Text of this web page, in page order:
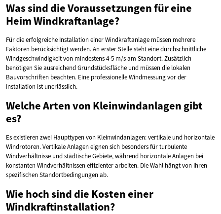
Was sind die Voraussetzungen für eine
Heim Windkraftanlage?
Für die erfolgreiche Installation einer Windkraftanlage müssen mehrere
Faktoren berücksichtigt werden. An erster Stelle steht eine durchschnittliche
Windgeschwindigkeit von mindestens 4-5 m/s am Standort. Zusätzlich
benötigen Sie ausreichend Grundstücksfläche und müssen die lokalen
Bauvorschriften beachten. Eine professionelle Windmessung vor der
Installation ist unerlässlich.
Welche Arten von Kleinwindanlagen gibt
es?
Es existieren zwei Haupttypen von Kleinwindanlagen: vertikale und horizontale
Windrotoren. Vertikale Anlagen eignen sich besonders für turbulente
Windverhältnisse und städtische Gebiete, während horizontale Anlagen bei
konstanten Windverhältnissen effizienter arbeiten. Die Wahl hängt von Ihren
spezifischen Standortbedingungen ab.
Wie hoch sind die Kosten einer
Windkraftinstallation?